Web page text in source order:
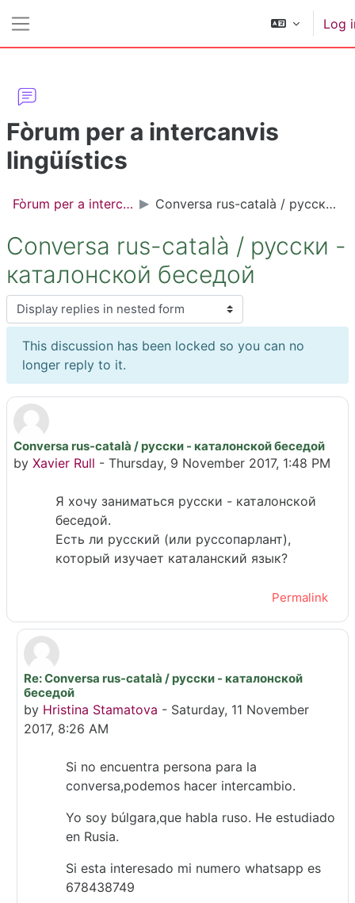
Log
Fòrum per a intercanvis
lingüístics
Fòrum per a intercanvis lingüístics Conversa rus-català / русски - каталонской беседой
Conversa rus-català / русски -
каталонской беседой
Display mode
This discussion has been locked so you can no
longer reply to it.
Conversa rus-català / русски - каталонской беседой
by Xavier Rull - Thursday, 9 November 2017, 1:48 PM
Number of replies: 2
Я хочу заниматься русски - каталонской
беседой.
Есть ли русский (или руссопарлант),
который изучает каталанский язык?
Permalink
In reply to Xavier Rull
Re: Conversa rus-català / русски - каталонской
беседой
by Hristina Stamatova - Saturday, 11 November
2017, 8:26 AM
Si no encuentra persona para la
conversa,podemos hacer intercambio.
Yo soy búlgara,que habla ruso. He estudiado
en Rusia.
Si esta interesado mi numero whatsapp es
678438749